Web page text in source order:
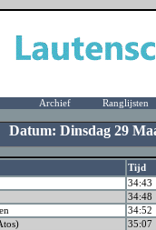
Archief Ranglijsten
Dinsdag 29
Tijd
34:43
34:48
34:52
35:07